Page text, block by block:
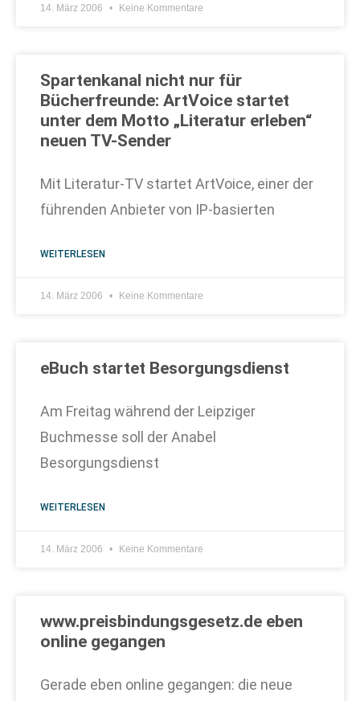
14. März 2006 Keine Kommentare
Spartenkanal nicht nur für
Bücherfreunde: ArtVoice startet
unter dem Motto „Literatur erleben“
neuen TV-Sender
Mit Literatur-TV startet ArtVoice, einer der
führenden Anbieter von IP-basierten
WEITERLESEN
14. März 2006 Keine Kommentare
eBuch startet Besorgungsdienst
Am Freitag während der Leipziger
Buchmesse soll der Anabel
Besorgungsdienst
WEITERLESEN
14. März 2006 Keine Kommentare
www.preisbindungsgesetz.de eben
online gegangen
Gerade eben online gegangen: die neue